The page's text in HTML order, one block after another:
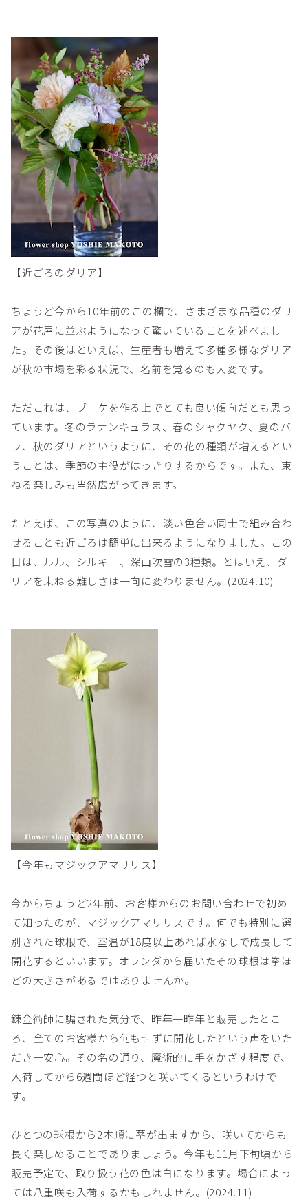
【近ごろのダリア】
ちょうど今から10年前のこの欄で、さまざまな品種のダリ
アが花屋に並ぶようになって驚いていることを述べまし
た。その後はといえば、生産者も増えて多種多様なダリア
が秋の市場を彩る状況で、名前を覚るのも大変です。
ただこれは、ブーケを作る上でとても良い傾向だとも思っ
ています。冬のラナンキュラス、春のシャクヤク、夏のバ
ラ、秋のダリアというように、その花の種類が増えるとい
うことは、季節の主役がはっきりするからです。また、束
ねる楽しみも当然広がってきます。
たとえば、この写真のように、淡い色合い同士で組み合わ
せることも近ごろは簡単に出来るようになりました。この
日は、ルル、シルキー、深山吹雪の3種類。とはいえ、ダ
リアを束ねる難しさは一向に変わりません。(2024.10)
【今年もマジックアマリリス】
今からちょうど2年前、お客様からのお問い合わせで初め
て知ったのが、マジックアマリリスです。何でも特別に選
別された球根で、室温が18度以上あれば水なしで成長して
開花するといいます。オランダから届いたその球根は拳ほ
どの大きさがあるではありませんか。
錬金術師に騙された気分で、昨年一昨年と販売したとこ
ろ、全てのお客様から何もせずに開花したという声をいた
だき一安心。その名の通り、魔術的に手をかざす程度で、
入荷してから6週間ほど経つと咲いてくるというわけで
す。
ひとつの球根から2本順に茎が出ますから、咲いてからも
長く楽しめることでありましょう。今年も11月下旬頃から
販売予定で、取り扱う花の色は白になります。場合によっ
ては八重咲も入荷するかもしれません。(2024.11)